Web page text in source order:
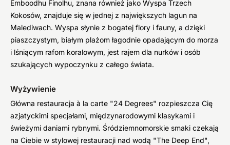
Emboodhu Finolhu, znana również jako Wyspa Trzech
Kokosów, znajduje się w jednej z największych lagun na
Malediwach. Wyspa słynie z bogatej flory i fauny, a dzięki
piaszczystym, białym plażom łagodnie opadającym do morza
i lśniącym rafom koralowym, jest rajem dla nurków i osób
szukających wypoczynku z całego świata.
Wyżywienie
Główna restauracja à la carte "24 Degrees" rozpieszcza Cię
azjatyckimi specjałami, międzynarodowymi klasykami i
świeżymi daniami rybnymi. Śródziemnomorskie smaki czekają
na Ciebie w stylowej restauracji nad wodą "The Deep End",